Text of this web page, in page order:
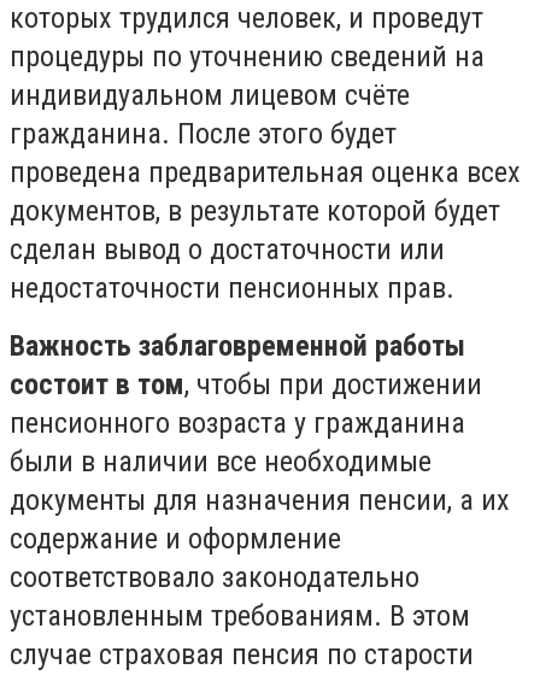
которых трудился человек, и проведут
процедуры по уточнению сведений на
индивидуальном лицевом счёте
гражданина. После этого будет
проведена предварительная оценка всех
документов, в результате которой будет
сделан вывод о достаточности или
недостаточности пенсионных прав.
Важность заблаговременной работы
состоит в том, чтобы при достижении
пенсионного возраста у гражданина
были в наличии все необходимые
документы для назначения пенсии, а их
содержание и оформление
соответствовало законодательно
установленным требованиям. В этом
случае страховая пенсия по старости